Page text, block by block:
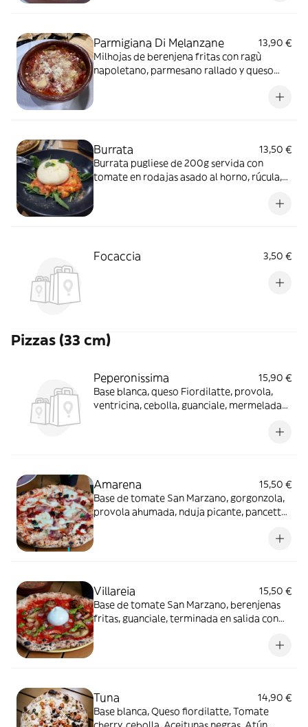
Parmigiana Di Melanzane
13,90 €
Milhojas de berenjena fritas con ragù
napoletano, parmesano rallado y queso
Burrata
13,50 €
Burrata pugliese de 200g servida con
tomate en rodajas asado al horno, rúcula,
Focaccia 3,50 €
Pizzas (33 cm)
Peperonissima
15,90 €
Base blanca, queso Fiordilatte, provola,
ventricina, cebolla, guanciale, mermelada
Amarena
15,50 €
Base de tomate San Marzano, gorgonzola,
provola ahumada, nduja picante, pancetta,
Villareia
15,50 €
Base de tomate San Marzano, berenjenas
fritas, guanciale, terminada en salida con
Tuna
14,90 €
Base blanca, Queso fiordilatte, Tomate